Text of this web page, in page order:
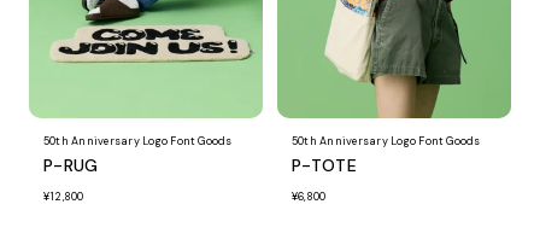
50th Anniversary Logo Font Goods
P-RUG
¥12,800
50th Anniversary Logo Font Goods
P-TOTE
¥6,800